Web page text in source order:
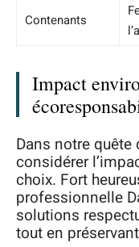
Contenants
Impact
Dans notre
considérer
choix. Fort
professionnelle
solutions
tout en